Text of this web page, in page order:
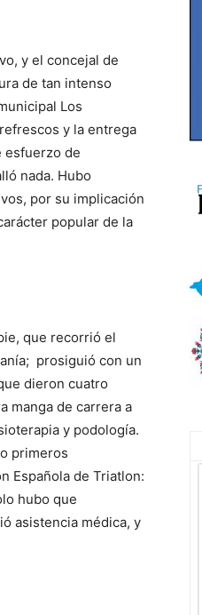
y el concejal de
de tan intenso
Los
y la entrega
esfuerzo de
nada. Hubo
por su implicación
popular de la
que recorrió el
prosiguió con un
dieron cuatro
manga de carrera a
y podología.
primeros
Española de Triatlon:
hubo que
asistencia médica, y